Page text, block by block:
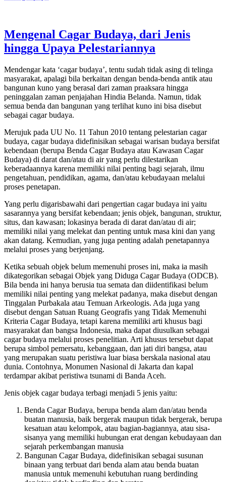
Mengenal Cagar Budaya, dari Jenis
hingga Upaya Pelestariannya
Mendengar kata ‘cagar budaya’, tentu sudah tidak asing di telinga
masyarakat, apalagi bila berkaitan dengan benda-benda antik atau
bangunan kuno yang berasal dari zaman praaksara hingga
peninggalan zaman penjajahan Hindia Belanda. Namun, tidak
semua benda dan bangunan yang terlihat kuno ini bisa disebut
sebagai cagar budaya.
Merujuk pada UU No. 11 Tahun 2010 tentang pelestarian cagar
budaya, cagar budaya didefinisikan sebagai warisan budaya bersifat
kebendaan (berupa Benda Cagar Budaya atau Kawasan Cagar
Budaya) di darat dan/atau di air yang perlu dilestarikan
keberadaannya karena memiliki nilai penting bagi sejarah, ilmu
pengetahuan, pendidikan, agama, dan/atau kebudayaan melalui
proses penetapan.
Yang perlu digarisbawahi dari pengertian cagar budaya ini yaitu
sasarannya yang bersifat kebendaan; jenis objek, bangunan, struktur,
situs, dan kawasan; lokasinya berada di darat dan/atau di air;
memiliki nilai yang melekat dan penting untuk masa kini dan yang
akan datang. Kemudian, yang juga penting adalah penetapannya
melalui proses yang berjenjang.
Ketika sebuah objek belum memenuhi proses ini, maka ia masih
dikategorikan sebagai Objek yang Diduga Cagar Budaya (ODCB).
Bila benda ini hanya berusia tua semata dan diidentifikasi belum
memiliki nilai penting yang melekat padanya, maka disebut dengan
Tinggalan Purbakala atau Temuan Arkeologis. Ada juga yang
disebut dengan Satuan Ruang Geografis yang Tidak Memenuhi
Kriteria Cagar Budaya, tetapi karena memiliki arti khusus bagi
masyarakat dan bangsa Indonesia, maka dapat diusulkan sebagai
cagar budaya melalui proses penelitian. Arti khusus tersebut dapat
berupa simbol pemersatu, kebanggaan, dan jati diri bangsa, atau
yang merupakan suatu peristiwa luar biasa berskala nasional atau
dunia. Contohnya, Monumen Nasional di Jakarta dan kapal
terdampar akibat peristiwa tsunami di Banda Aceh.
Jenis objek cagar budaya terbagi menjadi 5 jenis yaitu:
Benda Cagar Budaya, berupa benda alam dan/atau benda
buatan manusia, baik bergerak maupun tidak bergerak, berupa
kesatuan atau kelompok, atau bagian-bagiannya, atau sisa-
sisanya yang memiliki hubungan erat dengan kebudayaan dan
sejarah perkembangan manusia
Bangunan Cagar Budaya, didefinisikan sebagai susunan
binaan yang terbuat dari benda alam atau benda buatan
manusia untuk memenuhi kebutuhan ruang berdinding